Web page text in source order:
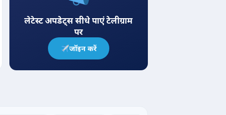
लेटेस्ट अपडेट्स सीधे पाएं टेलीग्राम
पर
जॉइन करें